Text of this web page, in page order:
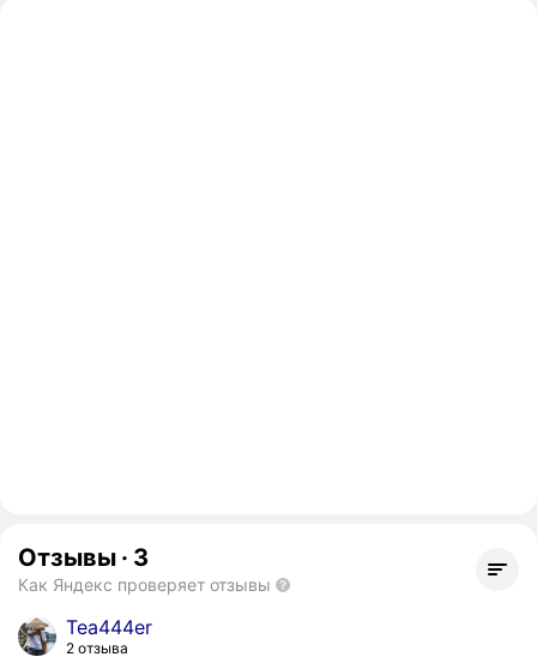
Отзывы · 3
Как Яндекс проверяет отзывы
Tea444er
2 отзыва